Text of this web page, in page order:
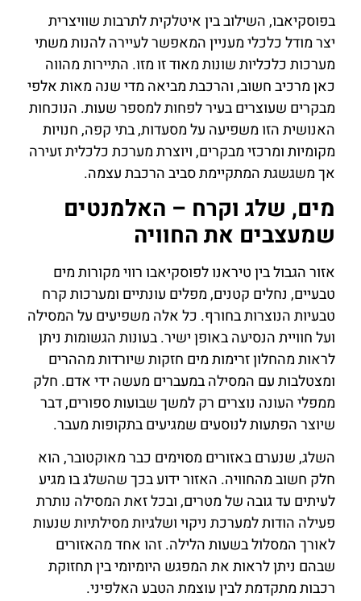
בפוסקיאבו, השילוב בין איטלקית לתרבות שוויצרית
יצר מודל כלכלי מעניין המאפשר לעיירה להנות משתי
מערכות כלכליות שונות מאוד זו מזו. התיירות מהווה
כאן מרכיב חשוב, והרכבת מביאה מדי שנה מאות אלפי
מבקרים שעוצרים בעיר לפחות למספר שעות. הנוכחות
האנושית הזו משפיעה על מסעדות, בתי קפה, חנויות
מקומיות ומרכזי מבקרים, ויוצרת מערכת כלכלית זעירה
אך משגשגת המתקיימת סביב הרכבת עצמה.
מים, שלג וקרח – האלמנטים
שמעצבים את החוויה
אזור הגבול בין טיראנו לפוסקיאבו רווי מקורות מים
טבעיים, נחלים קטנים, מפלים עונתיים ומערכות קרח
טבעיות הנוצרות בחורף. כל אלה משפיעים על המסילה
ועל חוויית הנסיעה באופן ישיר. בעונות הגשומות ניתן
לראות מהחלון זרימות מים חזקות שיורדות מההרים
ומצטלבות עם המסילה במעברים מעשה ידי אדם. חלק
ממפלי העונה נוצרים רק למשך שבועות ספורים, דבר
שיוצר הפתעות לנוסעים שמגיעים בתקופות מעבר.
השלג, שנערם באזורים מסוימים כבר מאוקטובר, הוא
חלק חשוב מהחוויה. האזור ידוע בכך שהשלג בו מגיע
לעיתים עד גובה של מטרים, ובכל זאת המסילה נותרת
פעילה הודות למערכת ניקוי ושלגיות מסילתיות שנעות
לאורך המסלול בשעות הלילה. זהו אחד מהאזורים
שבהם ניתן לראות את המפגש היומיומי בין תחזוקת
רכבות מתקדמת לבין עוצמת הטבע האלפיני.